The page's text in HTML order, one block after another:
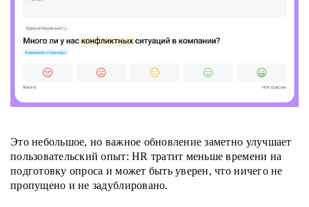
Это небольшое, но важное обновление заметно улучшает
пользовательский опыт: HR тратит меньше времени на
подготовку опроса и может быть уверен, что ничего не
пропущено и не задублировано.